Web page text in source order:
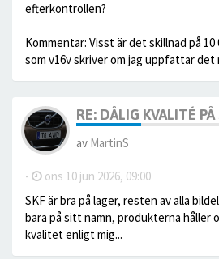
efterkontrollen?
Kommentar: Visst är det skillnad på 10
som v16v skriver om jag uppfattar det
RE: DÅLIG KVALITÉ
av MartinS
- ons 10 jun 2026, 09:00
SKF är bra på lager, resten av alla
bara på sitt namn, produkterna håller
kvalitet enligt mig...